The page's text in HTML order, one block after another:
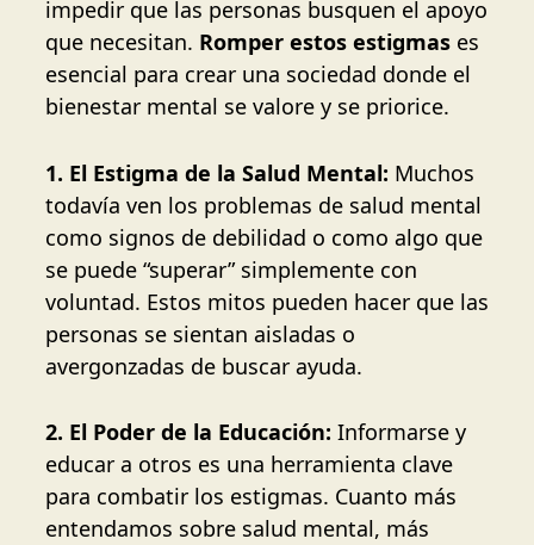
impedir que las personas busquen el apoyo
que necesitan. Romper estos estigmas es
esencial para crear una sociedad donde el
bienestar mental se valore y se priorice.
1. El Estigma de la Salud Mental: Muchos
todavía ven los problemas de salud mental
como signos de debilidad o como algo que
se puede “superar” simplemente con
voluntad. Estos mitos pueden hacer que las
personas se sientan aisladas o
avergonzadas de buscar ayuda.
2. El Poder de la Educación: Informarse y
educar a otros es una herramienta clave
para combatir los estigmas. Cuanto más
entendamos sobre salud mental, más